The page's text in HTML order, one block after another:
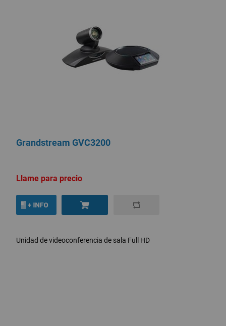
Grandstream GVC3200
Llame para precio
Unidad de videoconferencia de sala Full HD